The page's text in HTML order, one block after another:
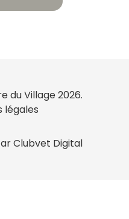
du Village 2026.
légales
Clubvet Digital